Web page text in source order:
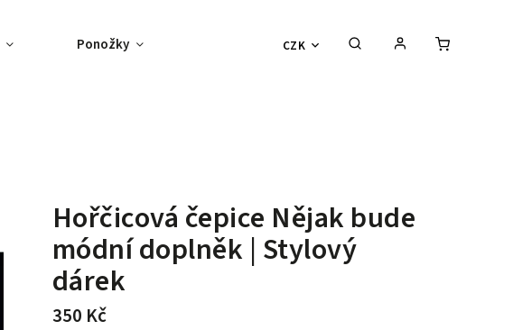
CZK
Ponožky Vouchery Sexy outlet
Hořčicová čepice Nějak bude
módní doplněk | Stylový
dárek
350 Kč